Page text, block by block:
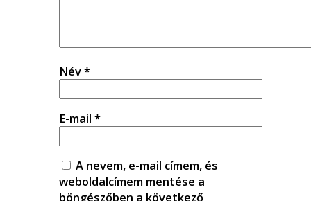
Név*
E-mail *
A nevem, e-mail címem, és
weboldalcímem mentése a
böngészőben a következő